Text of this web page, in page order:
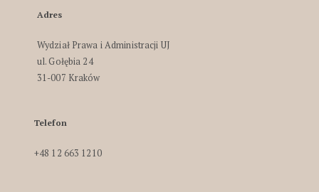
Adres
Wydział Prawa i Administracji UJ
ul. Gołębia 24
31-007 Kraków
Telefon
+48 12 663 1210